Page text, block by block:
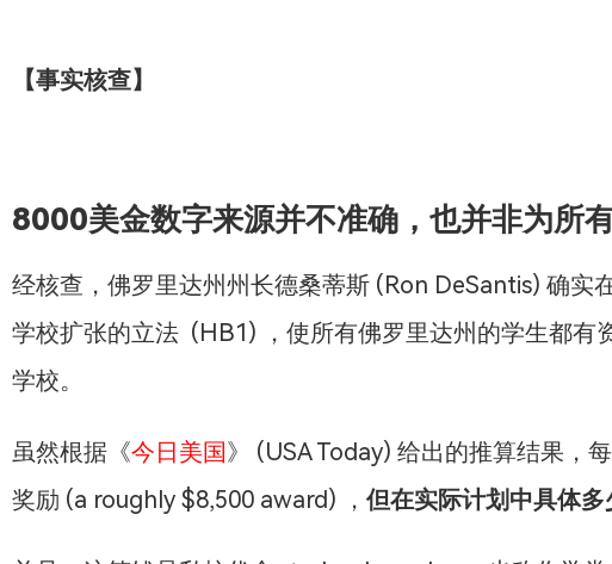
【事实核查】
8000美金数字来源并不准确，也并非为所
经核查，佛罗里达州州长德桑蒂斯 (Ron DeSantis) 确实
学校扩张的立法 (HB1) ，使所有佛罗里达州的学生都有
学校。
虽然根据《今日美国》 (USA Today) 给出的推算结果，
奖励 (a roughly $8,500 award) ， 但在实际计划中具体